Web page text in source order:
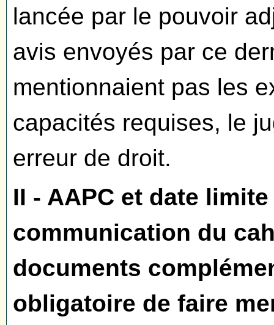
lancée par le pouvoir
avis envoyés par ce
mentionnaient pas les
capacités requises, le
erreur de droit.
II - AAPC et date
communication du
documents
obligatoire de faire